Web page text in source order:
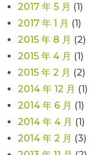
2017 年 5 月 (1)
2017 年 1 月 (1)
2015 年 8 月 (2)
2015 年 4 月 (1)
2015 年 2 月 (2)
2014 年 12 月 (1)
2014 年 6 月 (1)
2014 年 4 月 (1)
2014 年 2 月 (3)